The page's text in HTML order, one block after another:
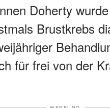
Doherty
Brustkrebs
für frei von der